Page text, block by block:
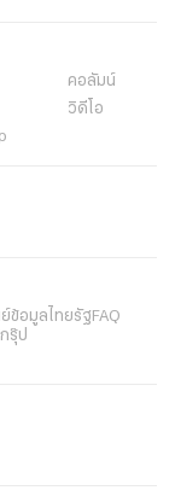
คอลัมน์
วิดีโอ
ข้อมูลไทยรัฐFAQ
รุ๊ป